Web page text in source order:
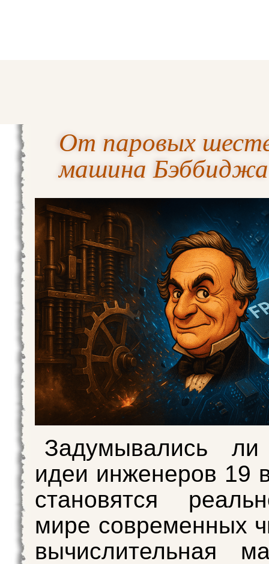
От паровых
машина Бэббиджа
Задумывались
идеи инженеров 19
становятся
мире современных
вычислительная